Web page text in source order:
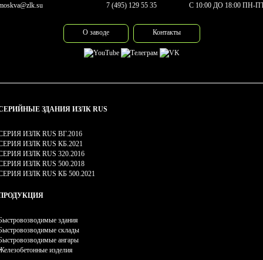
7 (495) 129 55 35 С 10:00 ДО 18:00 ПН-
О заводе Контакты
ЗДАНИЯ ИЗЛК RUS
ИЗЛК RUS ВГ.2016
ИЗЛК RUS КБ.2021
ИЗЛК RUS 320.2016
ИЗЛК RUS 500.2018
ИЗЛК RUS КБ 500.2021
здания
склады
ангары
изделия